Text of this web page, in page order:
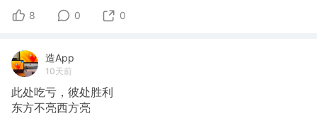
8 0 0
造App
10天前
此处吃亏，彼处胜利
东方不亮西方亮